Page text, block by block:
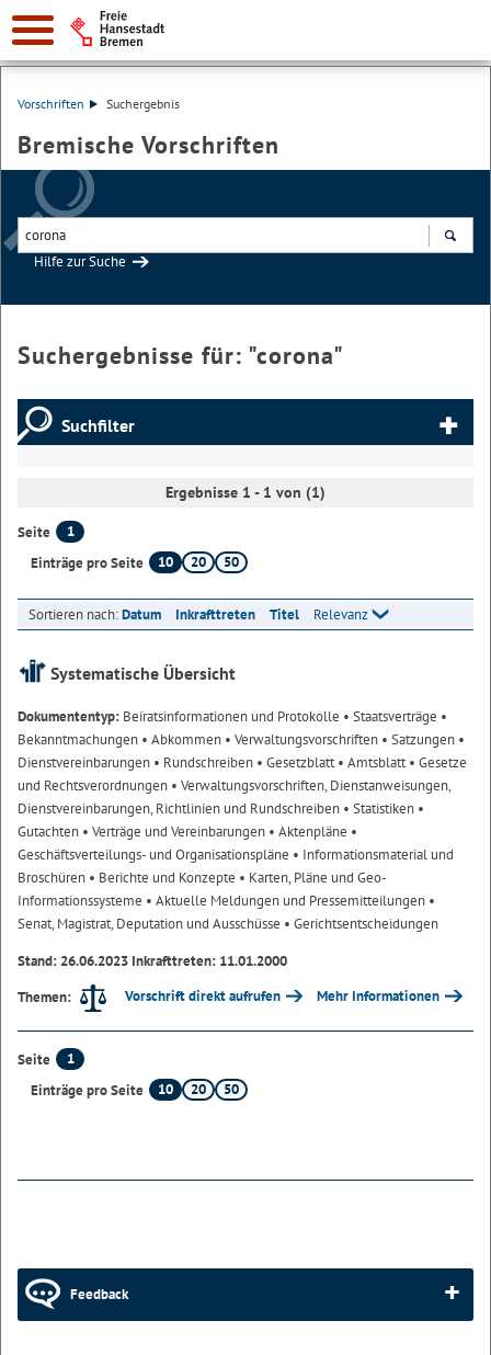
Vorschriften Suchergebnis
Bremische Vorschriften
Hilfe zur Suche
Suchergebnisse für: "corona"
Suchfilter
Ergebnisse 1 - 1 von (1)
Seite
1
Einträge pro Seite
10 20 50
Sortieren nach:Datum Inkrafttreten Titel Relevanz
Systematische Übersicht
Dokumententyp: Beiratsinformationen und Protokolle • Staatsverträge •
Bekanntmachungen • Abkommen • Verwaltungsvorschriften • Satzungen •
Dienstvereinbarungen • Rundschreiben • Gesetzblatt• Amtsblatt• Gesetze
und Rechtsverordnungen • Verwaltungsvorschriften, Dienstanweisungen,
Dienstvereinbarungen, Richtlinien und Rundschreiben • Statistiken •
Gutachten • Verträge und Vereinbarungen • Aktenpläne •
Geschäftsverteilungs- und Organisationspläne • Informationsmaterial und
Broschüren • Berichte und Konzepte • Karten, Pläne und Geo-
Informationssysteme • Aktuelle Meldungen und Pressemitteilungen •
Senat, Magistrat, Deputation und Ausschüsse • Gerichtsentscheidungen
Stand: 26.06.2023 Inkrafttreten: 11.01.2000
Themen:
Vorschrift direkt aufrufen Mehr Informationen
Seite
1
Einträge pro Seite
10 20 50
Feedback